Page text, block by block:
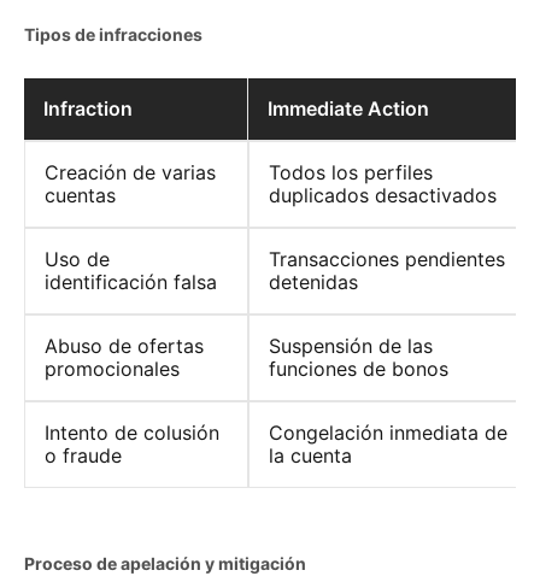
Tipos de infracciones
Infraction Immediate Action
Creación de varias
cuentas
Todos los perfiles
duplicados desactivados
Uso de
identificación falsa
Transacciones pendientes
detenidas
Abuso de ofertas
promocionales
Suspensión de las
funciones de bonos
Intento de colusión
o fraude
Congelación inmediata de
la cuenta
Proceso de apelación y mitigación